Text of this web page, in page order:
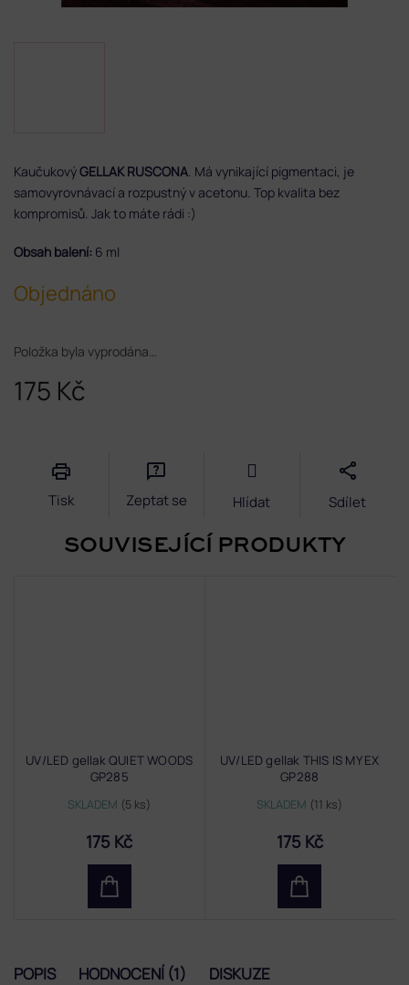
175 Kč
Objednáno
Položka byla vyprodána…
KaučukovýGELLAK RUSCONA . Má vynikající pigmentaci, je
samovyrovnávací a rozpustný v acetonu. Top kvalita bez
kompromisů. Jak to máte rádi :)
Obsah balení: 6 ml
Tisk Zeptat se Hlídat Sdílet
SOUVISEJÍCÍ PRODUKTY
UV/LED gellak QUIET WOODS
GP285
SKLADEM (5 ks)
175 Kč
UV/LED gellak THIS IS MY EX
GP288
SKLADEM (11 ks)
175 Kč
POPIS HODNOCENÍ (1) DISKUZE